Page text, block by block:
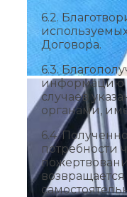
6.2.
Договора.
6.3.
информацию
случаев
органами,
6.4.
потребности